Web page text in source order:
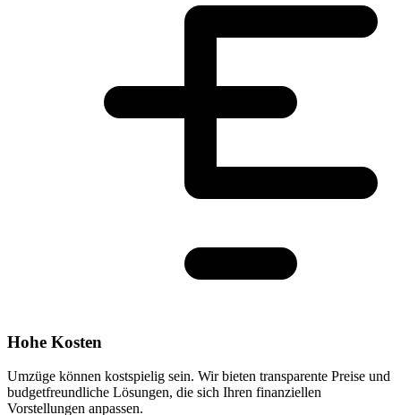
Hohe Kosten
Umzüge können kostspielig sein. Wir bieten transparente Preise und
budgetfreundliche Lösungen, die sich Ihren finanziellen
Vorstellungen anpassen.